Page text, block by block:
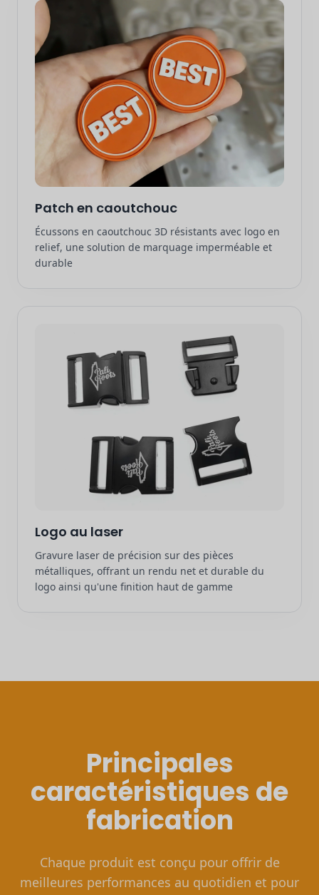
Patch en caoutchouc
Écussons en caoutchouc 3D résistants avec logo en
relief, une solution de marquage imperméable et
durable
Logo au laser
Gravure laser de précision sur des pièces
métalliques, offrant un rendu net et durable du
logo ainsi qu'une finition haut de gamme
Principales
caractéristiques de
fabrication
Chaque produit est conçu pour offrir de
meilleures performances au quotidien et pour